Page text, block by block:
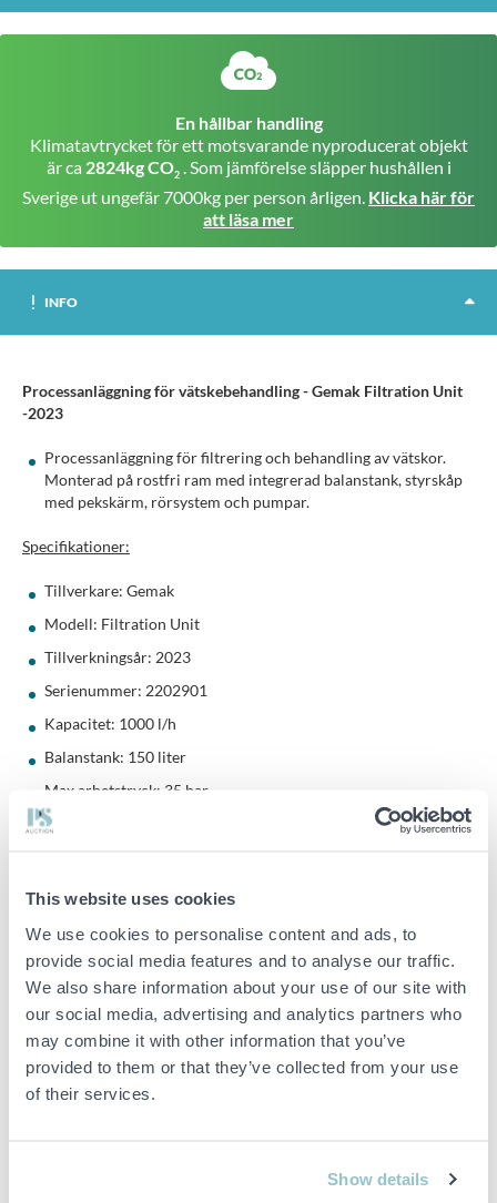
This website uses cookies
We use cookies to personalise content and ads, to
provide social media features and to analyse our traffic.
We also share information about your use of our site with
our social media, advertising and analytics partners who
may combine it with other information that you’ve
provided to them or that they’ve collected from your use
of their services.
Show details
En hållbar handling
Klimatavtrycket för ett motsvarande nyproducerat objekt
är ca 2824kg CO2 . Som jämförelse släpper hushållen i
Sverige ut ungefär 7000kg per person årligen. Klicka här för
att läsa mer
INFO
Processanläggning för vätskebehandling - Gemak Filtration Unit
-2023
Processanläggning för filtrering och behandling av vätskor.
Monterad på rostfri ram med integrerad balanstank, styrskåp
med pekskärm, rörsystem och pumpar.
Specifikationer:
Tillverkare: Gemak
Modell: Filtration Unit
Tillverkningsår: 2023
Serienummer: 2202901
Kapacitet: 1000 l/h
Balanstank: 150 liter
Max arbetstryck: 35 bar
Testtryck: 38 bar
Effekt: 15 kW
Maxström: 30 A
Mått: cirka 245 × 145 cm (L × B)
Övrig information:
Rostfri konstruktion